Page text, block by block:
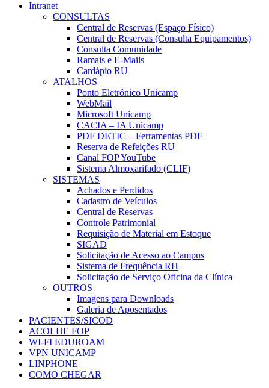
Intranet
CONSULTAS
Central de Reservas (Espaço Físico)
Central de Reservas (Consulta Equipamentos)
Consulta Comunidade
Ramais e E-Mails
Cardápio RU
ATALHOS
Ponto Eletrônico Unicamp
WebMail
Microsoft Unicamp
CACIA – IA Unicamp
PDF DETIC – Ferramentas PDF
Reserva de Refeições RU
Canal FOP YouTube
Sistema Almoxarifado (CLIF)
SISTEMAS
Achados e Perdidos
Cadastro de Veículos
Central de Reservas
Controle Patrimonial
Requisição de Material em Estoque
SIGAD
Solicitação de Acesso ao Campus
Sistema de Frequência RH
Solicitação de Serviço Oficina da Clínica
OUTROS
Imagens para Downloads
Galeria de Aposentados
PACIENTES/SICOD
ACOLHE FOP
WI-FI EDUROAM
VPN UNICAMP
LINPHONE
COMO CHEGAR